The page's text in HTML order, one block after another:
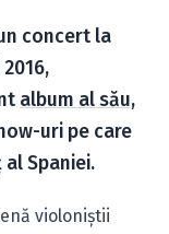
concert la
album al său,
uri pe care
Spaniei.
violoniştii